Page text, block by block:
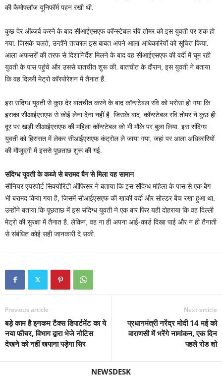
की कैमोफ्लॉज यूनिफॉर्म पहन रखी थी.
कुछ देर ऑब्‍जर्व करने के बाद सीआईएसएफ कॉन्‍स्‍टेबल रवि तोमर को इस युवती पर शक हो
गया. जिसके चलते, उन्‍होंने तत्‍काल इस बाबत अपने आला अधिकारियों को सूचित किया.
आला अफसरों की तरफ से दिशानिर्देश मिलने के बाद वह सीआईएसएफ की वर्दी में घूम रही
युवती के पास पहुंचे और उससे बातचीत शुरू की. बातचीत के दौरान, इस युवती ने बताया
कि वह दिल्‍ली मेट्रो कॉरपोरेशन में तैनात हैं.
इस संदिग्‍ध युवती से कुछ देर बातचीत करने के बाद कॉन्‍स्‍टेबल रवि को भरोसा हो गया कि
इसका सीआईएसएफ से कोई लेना देना नहीं है. जिसके बाद, कॉन्‍स्‍टेबल रवि तोमर ने कुछ ही
दूर पर खड़ी सीआईएसएफ की महिला कॉन्‍स्‍टेबल को भी मौके पर बुला लिया. इस संदिग्‍ध
युवती को हिरासत में लेकर सीआईएसएफ कंट्रोल ले जाया गया, जहां पर आला अधिकारियों
की मौजूदगी में इससे पूछताछ शुरू की गई.
संदिग्‍ध युवती के कब्‍जे से बरामद बैग से मिला यह सामान
सीनियर एयरपोर्ट सिक्‍योरिटी ऑफिसर ने बताया कि इस संदिग्‍ध महिला के पास से एक बैग
भी बरामद किया गया है, जिसमें सीआईएसएफ की खाकी वर्दी और सोल्‍डर बैच रखा हुआ था.
उन्‍होंने बताया कि पूछताछ में इस संदिग्‍ध युवती ने एक बार फिर यही दोहराया कि वह दिल्‍ली
मेट्रो की सुरक्षा में तैनात है. लेकिन, वह ना ही अपना आई-कार्ड दिखा पाई और न ही तैनाती
से संबंधित कोई सही जानकारी दे सकी.
Previous article
बड़े काम है इनकम टैक्‍स डिपार्टमेंट का ये
नया फीचर, विभाग द्वारा भेजे नोटिस
देखने को नहीं खपाना पड़ेगा सिर
Next article
प्रधानमंत्री नरेंद्र मोदी 14 मई को
वाराणसी में भरेंगे नामांकन, एक दिन
पहले रोड शो
NEWSDESK